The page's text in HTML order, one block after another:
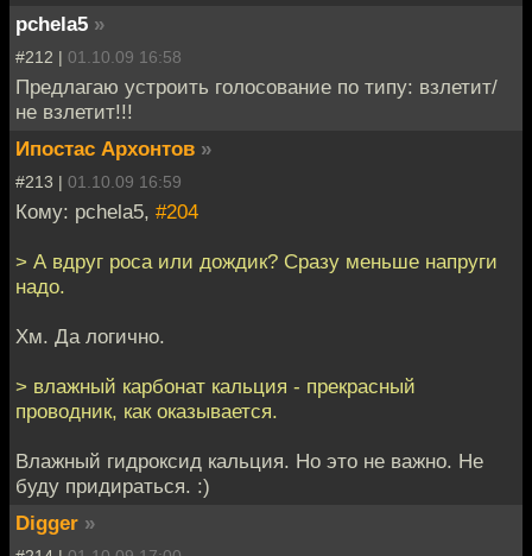
pchela5 »
#212 | 01.10.09 16:58
Предлагаю устроить голосование по типу: взлетит/
не взлетит!!!
Ипостас Архонтов »
#213 | 01.10.09 16:59
Кому: pchela5, #204
> А вдруг роса или дождик? Сразу меньше напруги
надо.
Хм. Да логично.
> влажный карбонат кальция - прекрасный
проводник, как оказывается.
Влажный гидроксид кальция. Но это не важно. Не
буду придираться. :)
Digger »